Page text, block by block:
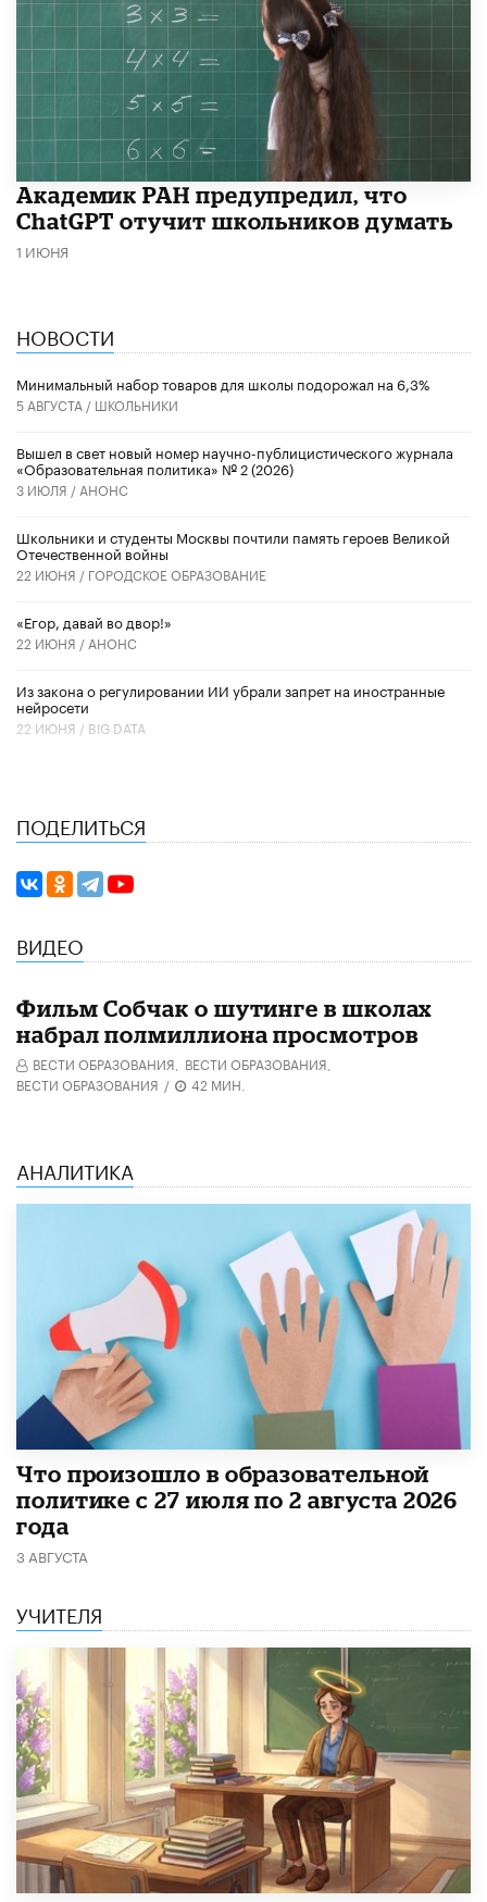
Академик РАН предупредил, что
ChatGPT отучит школьников думать
1 ИЮНЯ
НОВОСТИ
Минимальный набор товаров для школы подорожал на 6,3%
5 АВГУСТА / ШКОЛЬНИКИ
Вышел в свет новый номер научно-публицистического журнала
«Образовательная политика» № 2 (2026)
3 ИЮЛЯ / АНОНС
Школьники и студенты Москвы почтили память героев Великой
Отечественной войны
22 ИЮНЯ / ГОРОДСКОЕ ОБРАЗОВАНИЕ
«Егор, давай во двор!»
22 ИЮНЯ / АНОНС
Из закона о регулировании ИИ убрали запрет на иностранные
нейросети
22 ИЮНЯ / BIG DATA
ПОДЕЛИТЬСЯ
ВИДЕО
Фильм Собчак о шутинге в школах
набрал полмиллиона просмотров
ВЕСТИ ОБРАЗОВАНИЯ, ВЕСТИ ОБРАЗОВАНИЯ,
ВЕСТИ ОБРАЗОВАНИЯ / 42 МИН.
АНАЛИТИКА
​Что произошло в образовательной
политике с 27 июля по 2 августа 2026
года
3 АВГУСТА
УЧИТЕЛЯ